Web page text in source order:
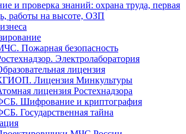
и проверка знаний: охрана труда, первая
работы на высоте, ОЗП
Пожарная безопасность
Электролаборатория
лицензия
Лицензия Минкультуры
лицензия Ростехнадзора
Шифрование и криптография
Государственная тайна